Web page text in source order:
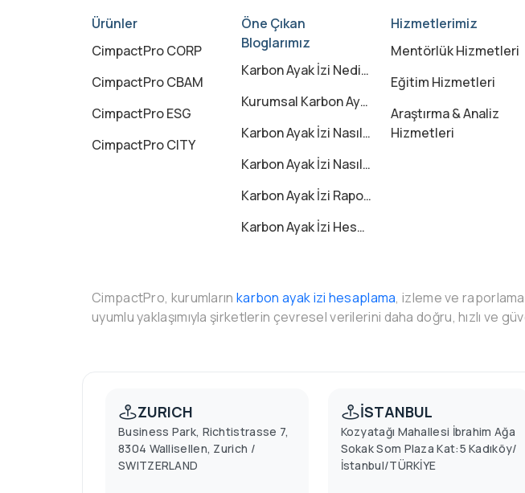
Ürünler
CimpactPro CORP
CimpactPro CBAM
CimpactPro ESG
CimpactPro CITY
Öne Çıkan
Bloglarımız
Karbon Ayak İzi Nedir? Karbon Ayak İzi Ne Demek?
Kurumsal Karbon Ayak İzi Nedir?
Karbon Ayak İzi Nasıl Azaltılır?
Karbon Ayak İzi Nasıl Hesaplanır?
Karbon Ayak İzi Raporu Nedir?
Karbon Ayak İzi Hesaplama Excel ile mi Yapılmalı, Yazılımla mı?
Hizmetlerimiz
Mentörlük Hizmetleri
Eğitim Hizmetleri
Araştırma & Analiz
Hizmetleri
CimpactPro, kurumların karbon ayak izi hesaplama, izleme ve
uyumlu yaklaşımıyla şirketlerin çevresel verilerini daha doğru, hızlı ve
ZURICH
Business Park, Richtistrasse 7,
8304 Wallisellen, Zurich /
SWITZERLAND
İSTANBUL
Kozyatağı Mahallesi İbrahim Ağa
Sokak Som Plaza Kat:5 Kadıköy/
İstanbul/TÜRKİYE